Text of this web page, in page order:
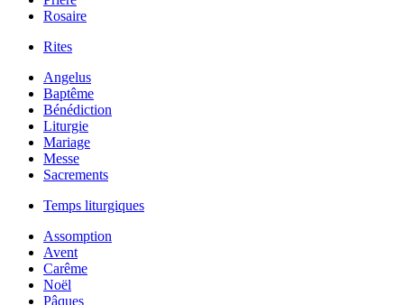
Rosaire
Rites
Angelus
Baptême
Bénédiction
Liturgie
Mariage
Messe
Sacrements
Temps liturgiques
Assomption
Avent
Carême
Noël
Pâques